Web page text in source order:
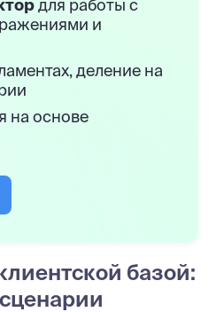
для работы с
и
деление на
на основе
базой: